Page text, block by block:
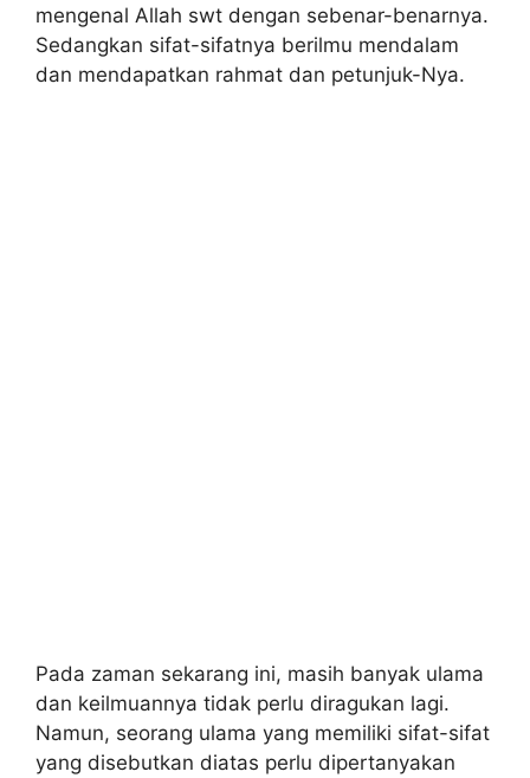
mengenal Allah swt dengan sebenar-benarnya.
Sedangkan sifat-sifatnya berilmu mendalam
dan mendapatkan rahmat dan petunjuk-Nya.
Pada zaman sekarang ini, masih banyak ulama
dan keilmuannya tidak perlu diragukan lagi.
Namun, seorang ulama yang memiliki sifat-sifat
yang disebutkan diatas perlu dipertanyakan